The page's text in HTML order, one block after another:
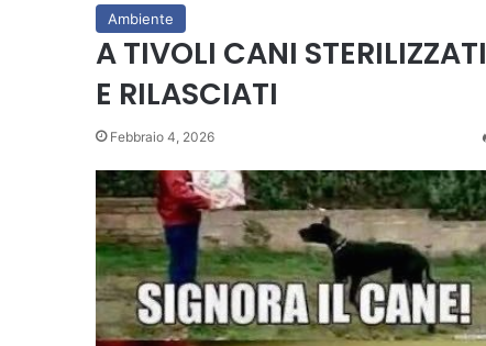
Ambiente
A TIVOLI CANI STERILIZZATI
E RILASCIATI
Febbraio 4, 2026